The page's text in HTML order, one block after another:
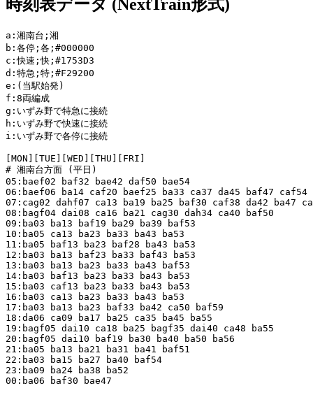
時刻表データ (NextTrain形式)
a:湘南台;湘
b:各停;各;#000000
c:快速;快;#1753D3
d:特急;特;#F29200
e:(当駅始発)
f:8両編成
g:いずみ野で特急に接続
h:いずみ野で快速に接続
i:いずみ野で各停に接続
[MON][TUE][WED][THU][FRI]
# 湘南台方面 (平日)
05:baef02 baf32 bae42 daf50 bae54
06:baef06 ba14 caf20 baef25 ba33 ca37 da45 baf47 caf54
07:cag02 dahf07 ca13 ba19 ba25 baf30 caf38 da42 ba47
08:bagf04 dai08 ca16 ba21 cag30 dah34 ca40 baf50
09:ba03 ba13 baf19 ba29 ba39 baf53
10:ba05 ca13 ba23 ba33 ba43 ba53
11:ba05 baf13 ba23 baf28 ba43 ba53
12:ba03 ba13 baf23 ba33 baf43 ba53
13:ba03 ba13 ba23 ba33 ba43 baf53
14:ba03 baf13 ba23 ba33 ba43 ba53
15:ba03 caf13 ba23 ba33 ba43 ba53
16:ba03 ca13 ba23 ba33 ba43 ba53
17:ba03 ba13 ba23 baf33 ba42 ca50 baf59
18:da06 ca09 ba17 ba25 ca35 ba45 ba55
19:bagf05 dai10 ca18 ba25 bagf35 dai40 ca48 ba55
20:bagf05 dai10 baf19 ba30 ba40 ba50 ba56
21:ba05 ba13 ba21 ba31 ba41 baf51
22:ba03 ba15 ba27 ba40 baf54
23:ba09 ba24 ba38 ba52
00:ba06 baf30 bae47